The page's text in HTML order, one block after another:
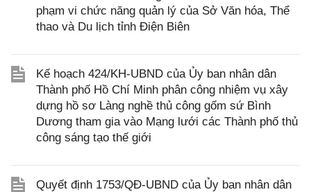
phạm vi chức năng quản lý của Sở Văn hóa, Thể
thao và Du lịch tỉnh Điện Biên
Kế hoạch 424/KH-UBND của Ủy ban nhân dân
Thành phố Hồ Chí Minh phân công nhiệm vụ xây
dựng hồ sơ Làng nghề thủ công gốm sứ Bình
Dương tham gia vào Mạng lưới các Thành phố thủ
công sáng tạo thế giới
Quyết định 1753/QĐ-UBND của Ủy ban nhân dân